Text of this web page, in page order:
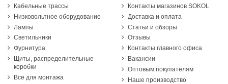
Кабельные трассы
Низковольтное оборудование
Лампы
Светильники
Фурнитура
Щиты, распределительные
коробки
Все для монтажа
Контакты магазинов SOKOL
Доставка и оплата
Статьи и обзоры
Отзывы
Контакты главного офиса
Вакансии
Оптовым покупателям
Наше производство